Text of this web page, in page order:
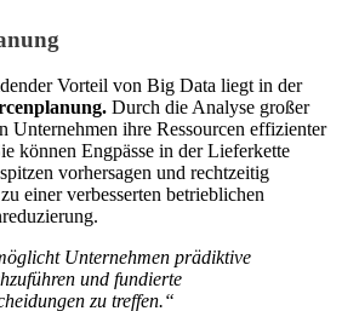
Vorteil von Big Data liegt in der
Durch die Analyse großer
Unternehmen ihre Ressourcen effizienter
können Engpässe in der Lieferkette
vorhersagen und rechtzeitig
einer verbesserten betrieblichen
Unternehmen prädiktive
und fundierte
zu treffen.“